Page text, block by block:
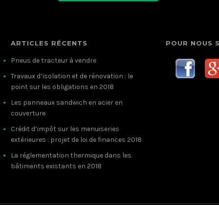
ARTICLES RÉCENTS
Pneus de tracteur à vendre
Travaux d’isolation et de rénovation : le
point sur les obligations en 2018
Les panneaux sandwich en acier en
couverture
Crédit d’impôt sur les menuiseries
extérieures : projet de loi de finances 2018
La réglementation thermique dans les
bâtiments existants en 2018
POUR NOUS